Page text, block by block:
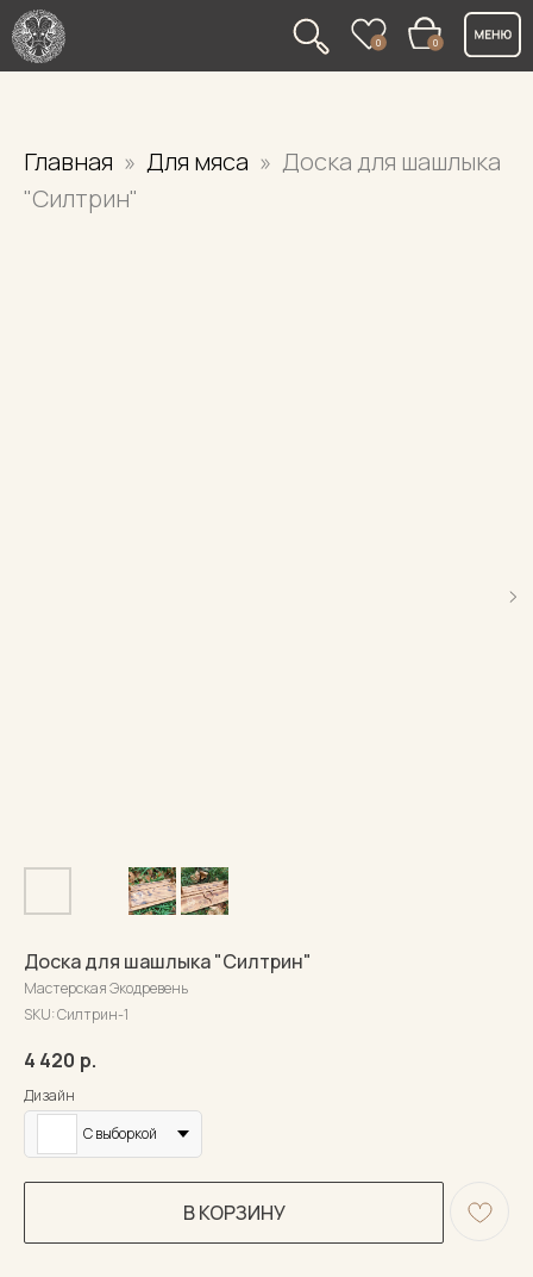
0 0
Главная Для мяса
Доска для шашлыка
"Силтрин"
Доска для шашлыка "Силтрин"
Мастерская Экодревень
SKU:Силтрин-1
4 420 р.
Дизайн
С выборкой
В КОРЗИНУ